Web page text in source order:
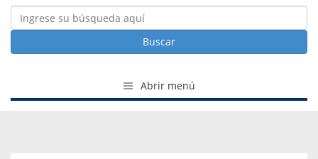
Buscar
Abrir menú